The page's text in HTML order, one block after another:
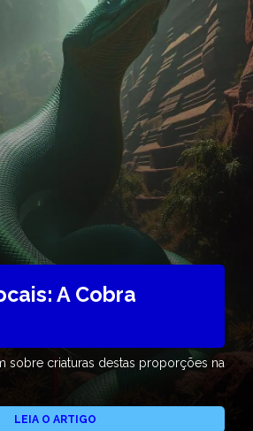
A Cobra
sobre criaturas destas proporções na
LEIA O ARTIGO